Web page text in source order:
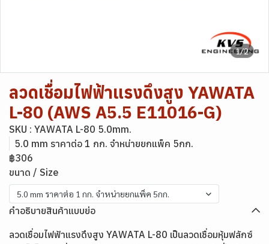
1/2
ลวดเชื่อมไฟฟ้าแรงดึงสูง YAWATA
L-80 (AWS A5.5 E11016-G)
SKU : YAWATA L-80 5.0mm.
5.0 mm ราคาต่อ 1 กก. จำหน่ายยกแพ็ค 5กก.
฿306
ขนาด / Size
5.0 mm ราคาต่อ 1 กก. จำหน่ายยกแพ็ค 5กก.
คำอธิบายสินค้าแบบย่อ
ลวดเชื่อมไฟฟ้าแรงดึงสูง YAWATA L-80 เป็นลวดเชื่อมหุ้มฟลักซ์